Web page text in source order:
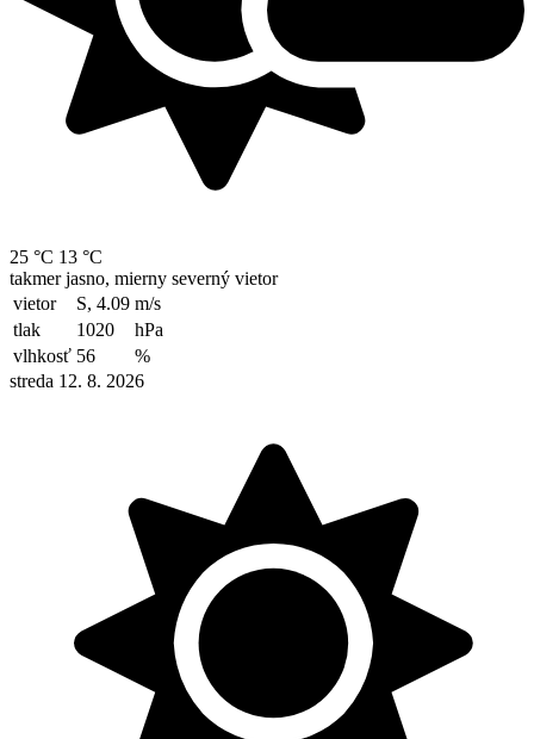
25 °C 13 °C
takmer jasno, mierny severný vietor
vietor
S, 4.09 m/s
tlak
1020
hPa
vlhkosť 56
%
streda 12. 8. 2026